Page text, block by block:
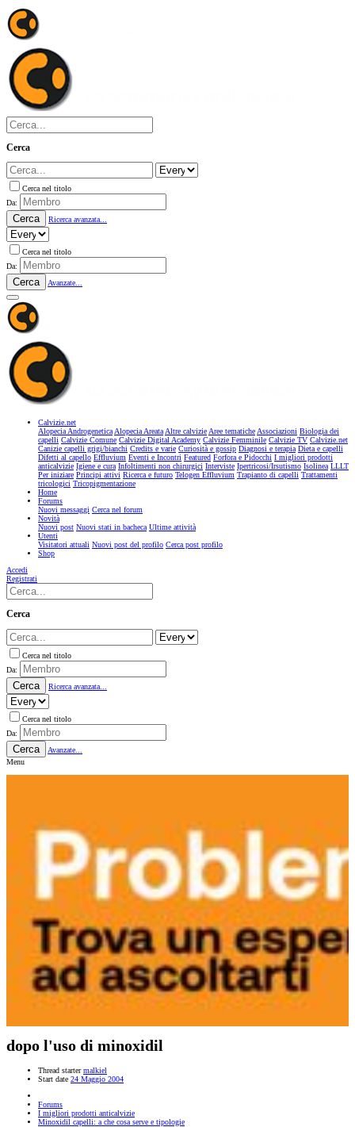
Cerca
Cerca nel titolo
Da:
Cerca Ricerca avanzata...
Cerca nel titolo
Da:
Cerca Avanzate...
Calvizie.net
Alopecia AndrogeneticaAlopecia AreataAltre calvizieAree tematicheAssociazioni Biologia dei
capelli Calvizie Comune Calvizie Digital Academy Calvizie Femminile Calvizie TV Calvizie.net
Canizie capelli grigi/bianchi Credits e varie Curiosità e gossip Diagnosi e terapia Dieta e capelli
Difetti al capello Effluvium Eventi e Incontri Featured Forfora e Pidocchi I migliori prodotti
anticalvizie Igiene e cura Infoltimenti non chirurgici Interviste Ipertricosi/Irsutismo Isolinea LLLT
Per iniziare Principi attivi Ricerca e futuro Telogen Effluvium Trapianto di capelli Trattamenti
tricologici Tricopigmentazione
Home
Forums
Nuovi messaggi Cerca nel forum
Novità
Nuovi post Nuovi stati in bacheca Ultime attività
Utenti
Visitatori attuali Nuovi post del profilo Cerca post profilo
Shop
Accedi
Registrati
Cerca
Cerca nel titolo
Da:
Cerca Ricerca avanzata...
Cerca nel titolo
Da:
Cerca
Avanzate...
Menu
dopo l'uso di minoxidil
Thread starter malkiel
Start date 24 Maggio 2004
Forums
I migliori prodotti anticalvizie
Minoxidil capelli: a che cosa serve e tipologie